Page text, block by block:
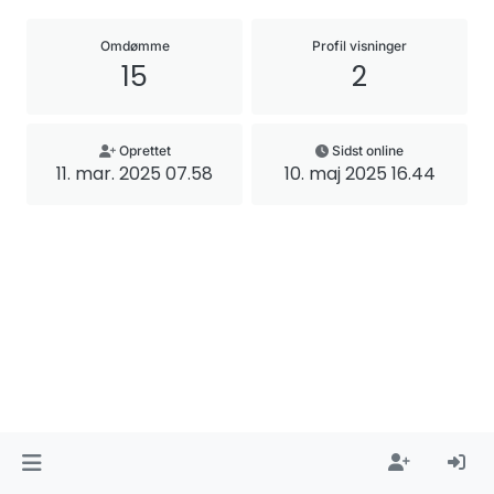
Omdømme
15
Profil visninger
2
Oprettet
11. mar. 2025 07.58
Sidst online
10. maj 2025 16.44